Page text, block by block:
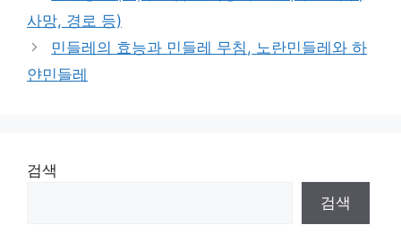
사망, 경로 등)
민들레의 효능과 민들레 무침, 노란민들레와 하
얀민들레
검색
검색